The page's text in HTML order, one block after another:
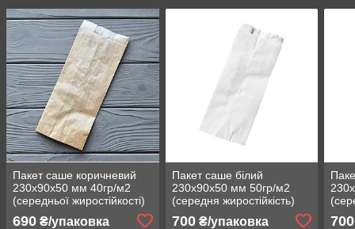
Пакет саше коричневий
230х90х50 мм 40гр/м2
(середньої жиростійкості)
690 ₴/упаковка
Пакет саше білий
230х90х50 мм 50гр/м2
(середня жиростійкість)
700₴/упаковка 700